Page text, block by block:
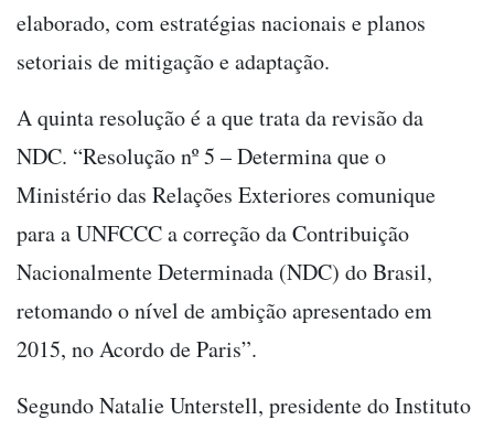
elaborado, com estratégias nacionais e planos
setoriais de mitigação e adaptação.
A quinta resolução é a que trata da revisão da
NDC. “Resolução nº 5 – Determina que o
Ministério das Relações Exteriores comunique
para a UNFCCC a correção da Contribuição
Nacionalmente Determinada (NDC) do Brasil,
retomando o nível de ambição apresentado em
2015, no Acordo de Paris”.
Segundo Natalie Unterstell, presidente do Instituto